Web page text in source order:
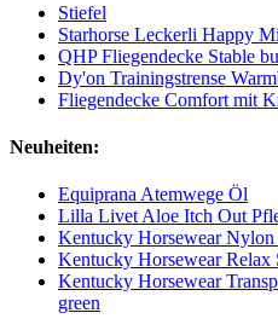
Stiefel
Starhorse Leckerli Happy
QHP Fliegendecke Stable
Dy'on Trainingstrense
Fliegendecke Comfort mit
Neuheiten:
Equiprana Atemwege Öl
Lilla Livet Aloe Itch Out
Kentucky Horsewear
Kentucky Horsewear
Kentucky Horsewear
green